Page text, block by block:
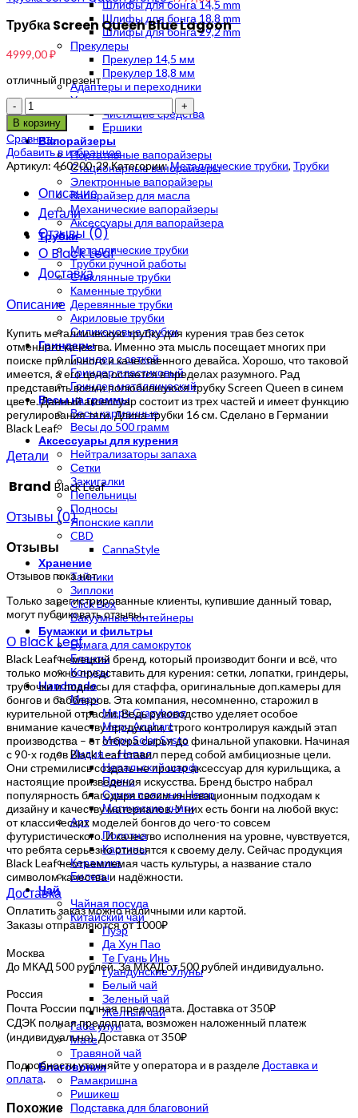
Шлифы для бонга 14,5 mm
Шлифы для бонга 18,8 mm
Шлифы для бонга 29,2 mm
Прекулеры
Прекулер 14,5 мм
Прекулер 18,8 мм
Адаптеры и переходники
Уход и чистка
Чистящие средства
Ершики
Вапорайзеры
Портативные вапорайзеры
Стационарные вапорайзеры
Электронные вапорайзеры
Вапорайзер для масла
Механические вапорайзеры
Аксессуары для вапорайзера
Трубки
Металлические трубки
Трубки ручной работы
Стеклянные трубки
Каменные трубки
Деревянные трубки
Акриловые трубки
Силиконовые трубки
Гриндеры
Гриндер с сеткой
Гриндер пластиковый
Гриндер металлический
Весы на граммы
Весы карманные
Весы до 500 грамм
Аксессуары для курения
Нейтрализаторы запаха
Сетки
Зажигалки
Пепельницы
Подносы
Японские капли
CBD
CannaStyle
Хранение
Тайники
Зиплоки
Click Box
Вакуумные контейнеры
Бумажки и фильтры
Бумага для самокруток
Бланты
Конусы
Handmade
Мерч
Мерч Crazybong
Мерч Anahart
Мерч Solar Systo
Индия — Непал
Непальский шарф
Пончо
Сумки поясные Hemp
Магические книги
Арт
Полотна
Картины
Керамика
Билеты
Чай
Чайная посуда
Китайский чай
Пуэр
Да Хун Пао
Те Гуань Инь
Гуандунские Улуны
Белый чай
Зеленый чай
Желтый чай
Габа улун
Мате
Травяной чай
Благовония
Рамакришна
Ришикеш
Подставка для благовоний
Трубка Screen Queen Blue Lagoon
4999,00₽
отличный презент
Количество
В корзину
Сравнить
Добавить в избранное
Артикул: 460200-29 Категории:Металлические трубки, Трубки
Описание
Детали
Отзывы (0)
О Black Leaf
Доставка
Описание
Купить металлическую трубку для курения трав без сеток
отменного качества. Именно эта мысль посещает многих при
поиске приличного и качественного девайса. Хорошо, что таковой
имеется, а его цена остается в пределах разумного. Рад
представить всеми полюбившуюся трубку Screen Queen в синем
цвете. Данный аксессуар состоит из трех частей и имеет функцию
регулирования тяги. Длина трубки 16 см. Сделано в Германии
Black Leaf.
Детали
Brand Black Leaf
Отзывы (0)
Отзывы
Отзывов пока нет.
Только зарегистрированные клиенты, купившие данный товар,
могут публиковать отзывы.
О Black Leaf
Black Leaf немецкий бренд, который производит бонги и всё, что
только можно представить для курения: сетки, лопатки, гриндеры,
трубочки и подносы для стаффа, оригинальные доп.камеры для
бонгов и бабблеров. Эта компания, несомненно, старожил в
курительной отрасли. Ведь руководство уделяет особое
внимание качеству продукции, строго контролируя каждый этап
производства – от отбора сырья до финальной упаковки. Начиная
с 90-х годов Black Leaf ставил перед собой амбициозные цели.
Они стремились создать не просто аксессуар для курильщика, а
настоящие произведения искусства. Бренд быстро набрал
популярность благодаря своим инновационным подходам к
дизайну и качеству материалов. У них есть бонги на любой вкус:
от классических моделей бонгов до чего-то совсем
футуристического. И качество исполнения на уровне, чувствуется,
что ребята серьезно относятся к своему делу. Сейчас продукция
Black Leaf неотъемлемая часть культуры, а название стало
символом качества и надёжности.
Доставка
Оплатить заказ можно наличными или картой.
Заказы отправляются от 1000₽
Москва
До МКАД 500 рублей. За МКАД от 500 рублей индивидуально.
Россия
Почта России полная предоплата. Доставка от 350₽
СДЭК полная предоплата, возможен наложенный платеж
(индивидуально). Доставка от 350₽
Подробности уточняйте у оператора и в разделе Доставка и
оплата.
Похожие